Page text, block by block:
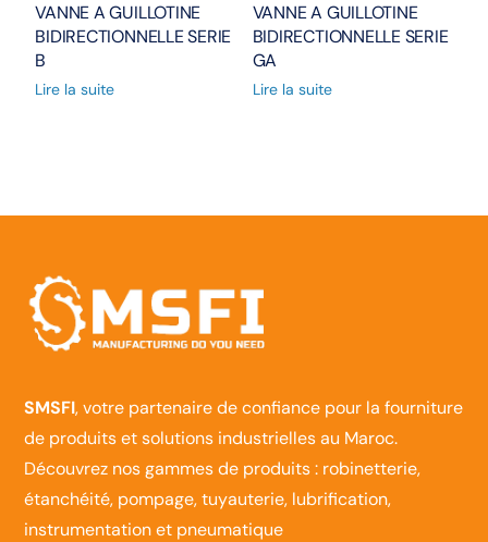
VANNE A GUILLOTINE
BIDIRECTIONNELLE SERIE
B
Lire la suite
VANNE A GUILLOTINE
BIDIRECTIONNELLE SERIE
GA
Lire la suite
SMSFI, votre partenaire de confiance pour la fourniture
de produits et solutions industrielles au Maroc.
Découvrez nos gammes de produits : robinetterie,
étanchéité, pompage, tuyauterie, lubrification,
instrumentation et pneumatique